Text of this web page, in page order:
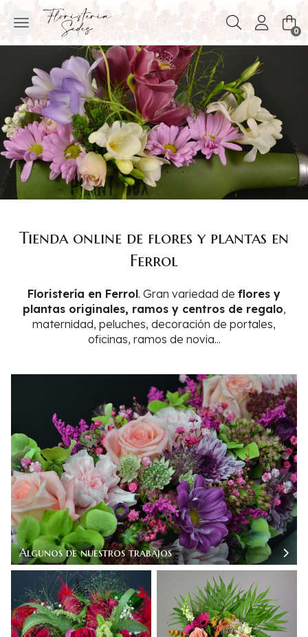
Buscar 0
Tienda online de flores y plantas en
Ferrol
Floristería en Ferrol. Gran variedad de flores y
plantas originales, ramos y centros de regalo,
maternidad, peluches, decoración de portales,
oficinas, ramos de novia...
Algunos de nuestros trabajos